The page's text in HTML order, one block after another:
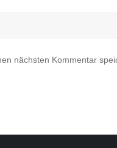
nächsten Kommentar